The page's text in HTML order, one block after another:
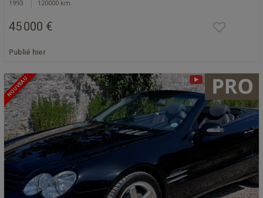
1993 120000 km
45 000 €
Publié hier
NOUVEAU